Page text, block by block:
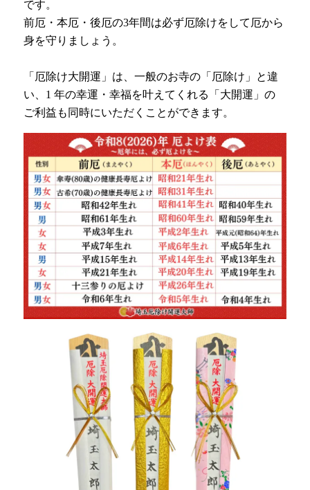
です。
前厄・本厄・後厄の3年間は必ず厄除けをして厄から
身を守りましょう。
「厄除け大開運」は、一般のお寺の「厄除け」と違
い、1 年の幸運・幸福を叶えてくれる「大開運」の
ご利益も同時にいただくことができます。